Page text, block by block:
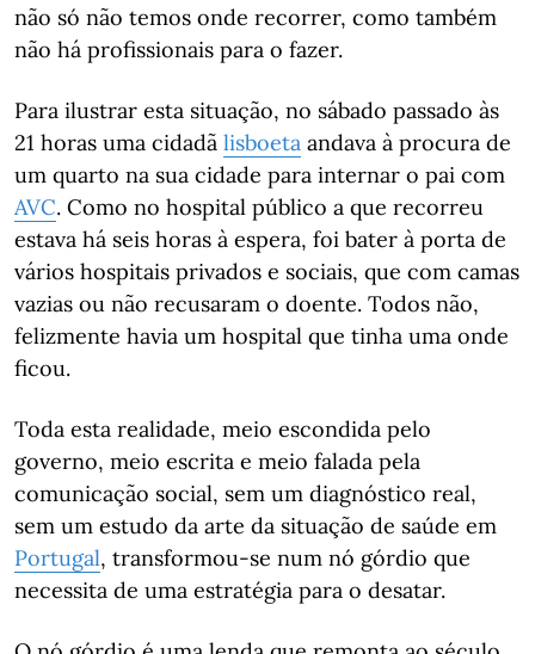
não só não temos onde recorrer, como também
não há profissionais para o fazer.
Para ilustrar esta situação, no sábado passado às
21 horas uma cidadã lisboeta andava à procura de
um quarto na sua cidade para internar o pai com
AVC. Como no hospital público a que recorreu
estava há seis horas à espera, foi bater à porta de
vários hospitais privados e sociais, que com camas
vazias ou não recusaram o doente. Todos não,
felizmente havia um hospital que tinha uma onde
ficou.
Toda esta realidade, meio escondida pelo
governo, meio escrita e meio falada pela
comunicação social, sem um diagnóstico real,
sem um estudo da arte da situação de saúde em
Portugal, transformou-se num nó górdio que
necessita de uma estratégia para o desatar.